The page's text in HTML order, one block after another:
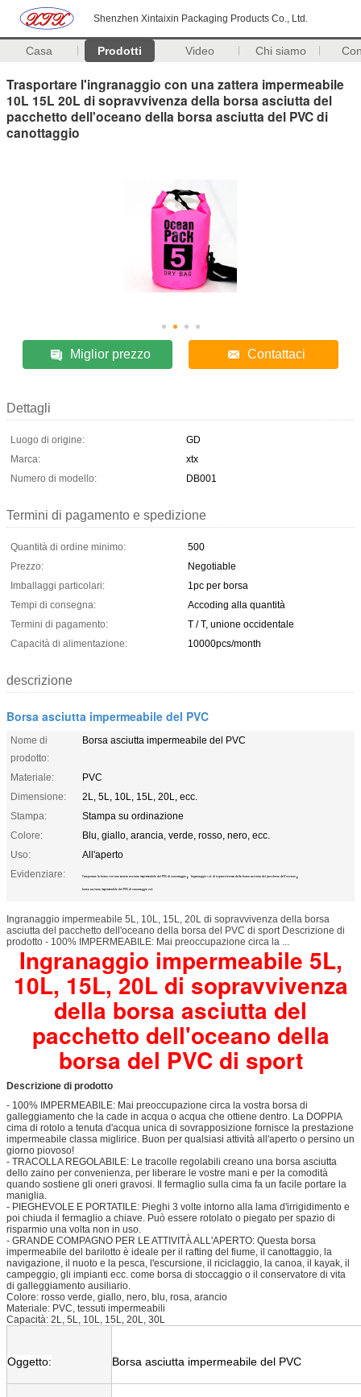
Shenzhen Xintaixin Packaging Products Co., Ltd.
Casa Prodotti Video Chi siamo
Trasportare l'ingranaggio con una zattera impermeabile
10L 15L 20L di sopravvivenza della borsa asciutta del
pacchetto dell'oceano della borsa asciutta del PVC di
canottaggio
Miglior prezzo Contattaci
Dettagli
Luogo di origine:
GD
Marca:
xtx
Numero di modello:
DB001
Termini di pagamento e spedizione
Quantità di ordine minimo:
500
Prezzo:
Negotiable
Imballaggi particolari:
1pc per borsa
Tempi di consegna:
Accoding alla quantità
Termini di pagamento:
T / T, unione occidentale
Capacità di alimentazione:
10000pcs/month
descrizione
Borsa asciutta impermeabile del PVC
Nome di
prodotto:
Borsa asciutta impermeabile del PVC
Materiale:
PVC
Dimensione:
2L, 5L, 10L, 15L, 20L, ecc.
Stampa:
Stampa su ordinazione
Colore:
Blu, giallo, arancia, verde, rosso, nero, ecc.
Uso:
All'aperto
Evidenziare:
Trasportare la borsa con una zattera asciutta impermeabile del PVC di canottaggio , Ingranaggio 10L di sopravvivenza della borsa asciutta del pacchetto dell'oceano ,
borsa asciutta impermeabile del PVC di canottaggio 20L
Ingranaggio impermeabile 5L, 10L, 15L, 20L di sopravvivenza della borsa
asciutta del pacchetto dell'oceano della borsa del PVC di sport Descrizione di
prodotto - 100% IMPERMEABILE: Mai preoccupazione circa la ...
Ingranaggio impermeabile 5L,
10L, 15L, 20L di sopravvivenza
della borsa asciutta del
pacchetto dell'oceano della
borsa del PVC di sport
Descrizione di prodotto
- 100% IMPERMEABILE: Mai preoccupazione circa la vostra borsa di
galleggiamento che la cade in acqua o acqua che ottiene dentro. La DOPPIA
cima di rotolo a tenuta d'acqua unica di sovrapposizione fornisce la prestazione
impermeabile classa miglirice. Buon per qualsiasi attività all'aperto o persino un
giorno piovoso!
- TRACOLLA REGOLABILE: Le tracolle regolabili creano una borsa asciutta
dello zaino per convenienza, per liberare le vostre mani e per la comodità
quando sostiene gli oneri gravosi. Il fermaglio sulla cima fa un facile portare la
maniglia.
- PIEGHEVOLE E PORTATILE: Pieghi 3 volte intorno alla lama d'irrigidimento e
poi chiuda il fermaglio a chiave. Può essere rotolato o piegato per spazio di
risparmio una volta non in uso.
- GRANDE COMPAGNO PER LE ATTIVITÀ ALL'APERTO: Questa borsa
impermeabile del barilotto è ideale per il rafting del fiume, il canottaggio, la
navigazione, il nuoto e la pesca, l'escursione, il riciclaggio, la canoa, il kayak, il
campeggio, gli impianti ecc. come borsa di stoccaggio o il conservatore di vita
di galleggiamento ausiliario.
Colore: rosso verde, giallo, nero, blu, rosa, arancio
Materiale: PVC, tessuti impermeabili
Capacità: 2L, 5L, 10L, 15L, 20L, 30L
Oggetto: Borsa asciutta impermeabile del PVC